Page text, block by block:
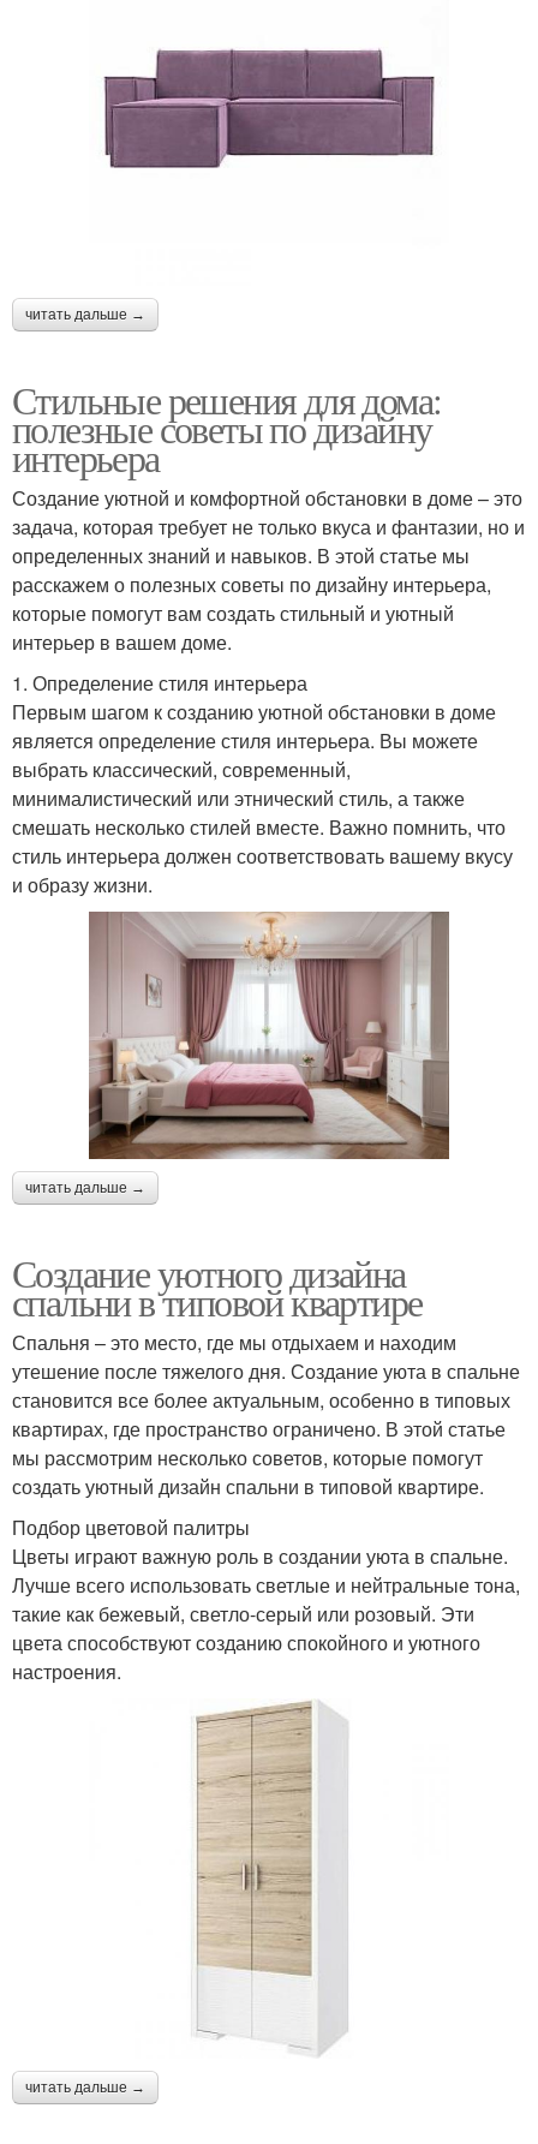
читать дальше →
Стильные решения для дома:
полезные советы по дизайну
интерьера
Создание уютной и комфортной обстановки в доме – это
задача, которая требует не только вкуса и фантазии, но и
определенных знаний и навыков. В этой статье мы
расскажем о полезных советы по дизайну интерьера,
которые помогут вам создать стильный и уютный
интерьер в вашем доме.
1. Определение стиля интерьера
Первым шагом к созданию уютной обстановки в доме
является определение стиля интерьера. Вы можете
выбрать классический, современный,
минималистический или этнический стиль, а также
смешать несколько стилей вместе. Важно помнить, что
стиль интерьера должен соответствовать вашему вкусу
и образу жизни.
читать дальше →
Создание уютного дизайна
спальни в типовой квартире
Спальня – это место, где мы отдыхаем и находим
утешение после тяжелого дня. Создание уюта в спальне
становится все более актуальным, особенно в типовых
квартирах, где пространство ограничено. В этой статье
мы рассмотрим несколько советов, которые помогут
создать уютный дизайн спальни в типовой квартире.
Подбор цветовой палитры
Цветы играют важную роль в создании уюта в спальне.
Лучше всего использовать светлые и нейтральные тона,
такие как бежевый, светло-серый или розовый. Эти
цвета способствуют созданию спокойного и уютного
настроения.
читать дальше →